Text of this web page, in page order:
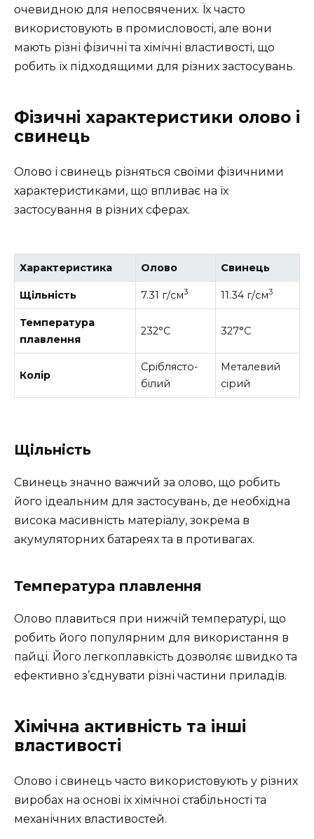
очевидною для непосвячених. Їх часто
використовують в промисловості, але вони
мають різні фізичні та хімічні властивості, що
робить їх підходящими для різних застосувань.
Фізичні характеристики олово і
свинець
Олово і свинець різняться своїми фізичними
характеристиками, що впливає на їх
застосування в різних сферах.
Характеристика Олово Свинець
Щільність 7.31 г/см3 11.34 г/см3
Температура
плавлення
232°C 327°C
Колір
Сріблясто-
білий
Металевий
сірий
Щільність
Свинець значно важчий за олово, що робить
його ідеальним для застосувань, де необхідна
висока масивність матеріалу, зокрема в
акумуляторних батареях та в противагах.
Температура плавлення
Олово плавиться при нижчій температурі, що
робить його популярним для використання в
пайці. Його легкоплавкість дозволяє швидко та
ефективно з’єднувати різні частини приладів.
Хімічна активність та інші
властивості
Олово і свинець часто використовують у різних
виробах на основі їх хімічної стабільності та
механічних властивостей.